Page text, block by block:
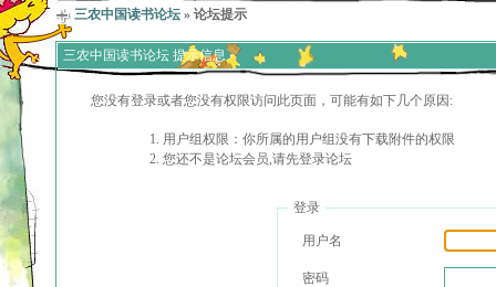
三农中国读书论坛 » 论坛提示
三农中国读书论坛 提示信息
您没有登录或者您没有权限访问此页面，可能有如下几个原因:
用户组权限：你所属的用户组没有下载附件的权限
您还不是论坛会员,请先登录论坛
登录
用户名
密码